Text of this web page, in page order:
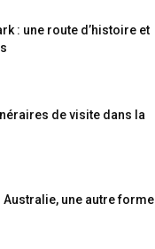
: une route d’histoire et
de visite dans la
Australie, une autre forme